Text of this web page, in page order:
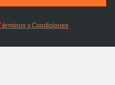
Términos y Condiciones